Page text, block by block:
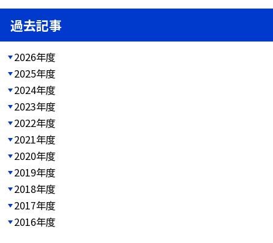
過去記事
2026年度
2025年度
2024年度
2023年度
2022年度
2021年度
2020年度
2019年度
2018年度
2017年度
2016年度